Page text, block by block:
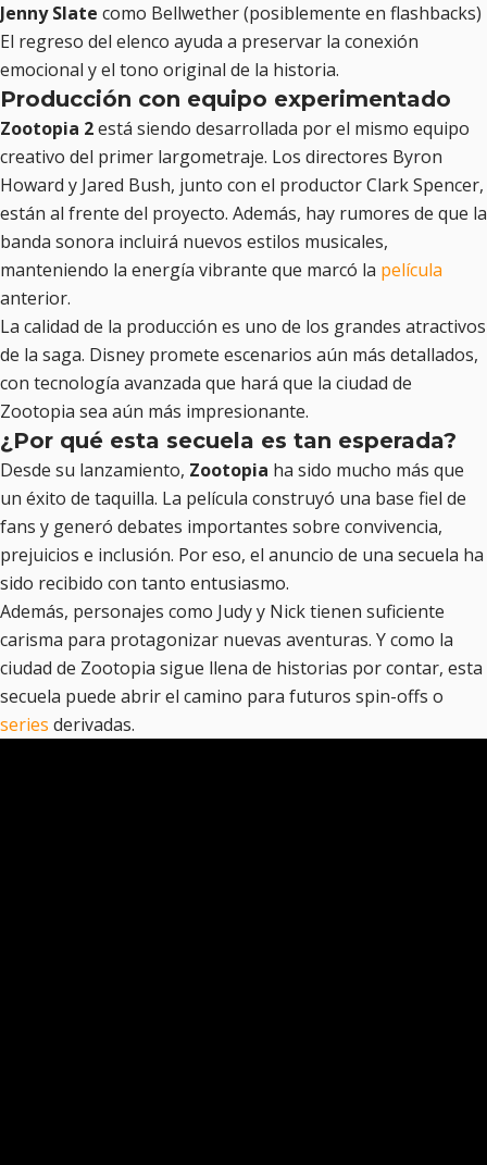
Jenny Slate como Bellwether (posiblemente en flashbacks)
El regreso del elenco ayuda a preservar la conexión
emocional y el tono original de la historia.
Producción con equipo experimentado
Zootopia 2está siendo desarrollada por el mismo equipo
creativo del primer largometraje. Los directores Byron
Howard y Jared Bush, junto con el productor Clark Spencer,
están al frente del proyecto. Además, hay rumores de que la
banda sonora incluirá nuevos estilos musicales,
manteniendo la energía vibrante que marcó la película
anterior.
La calidad de la producción es uno de los grandes atractivos
de la saga. Disney promete escenarios aún más detallados,
con tecnología avanzada que hará que la ciudad de
Zootopia sea aún más impresionante.
¿Por qué esta secuela es tan esperada?
Desde su lanzamiento, Zootopia ha sido mucho más que
un éxito de taquilla. La película construyó una base fiel de
fans y generó debates importantes sobre convivencia,
prejuicios e inclusión. Por eso, el anuncio de una secuela ha
sido recibido con tanto entusiasmo.
Además, personajes como Judy y Nick tienen suficiente
carisma para protagonizar nuevas aventuras. Y como la
ciudad de Zootopia sigue llena de historias por contar, esta
secuela puede abrir el camino para futuros spin-offs o
series derivadas.